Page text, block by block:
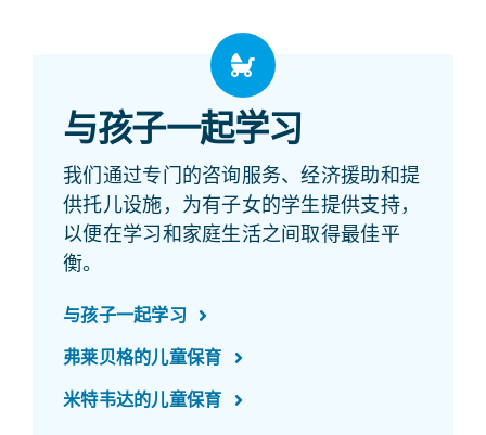
与孩子一起学习
我们通过专门的咨询服务、经济援助和提
供托儿设施，为有子女的学生提供支持，
以便在学习和家庭生活之间取得最佳平
衡。
与孩子一起学习
弗莱贝格的儿童保育
米特韦达的儿童保育